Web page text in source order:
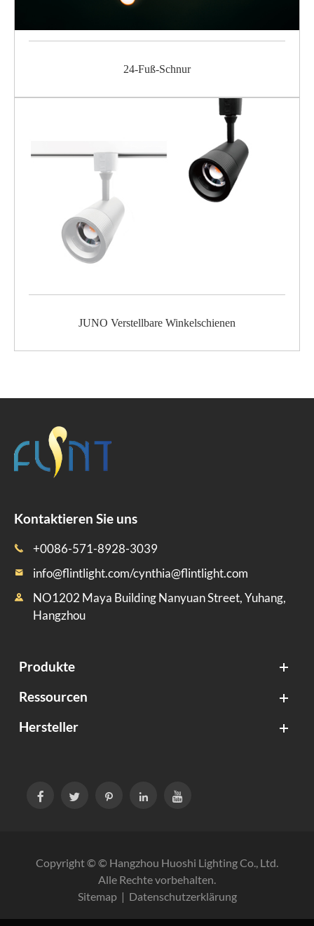
24-Fuß-Schnur
JUNO Verstellbare Winkelschienen
Kontaktieren Sie uns
 +0086-571-8928-3039
 info@flintlight.com/cynthia@flintlight.com

NO1202 Maya Building Nanyuan Street, Yuhang,
Hangzhou
Produkte
Ressourcen
Hersteller
    
Copyright © © Hangzhou Huoshi Lighting Co., Ltd.
Alle Rechte vorbehalten.
Sitemap| Datenschutzerklärung